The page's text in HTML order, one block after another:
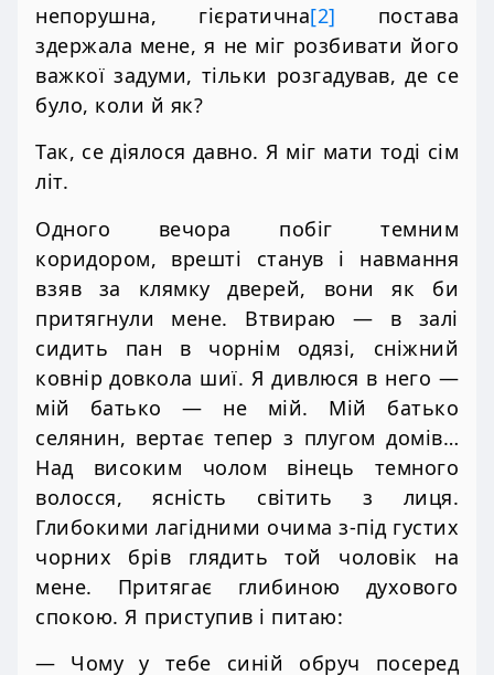
непорушна, гієратична[2] постава
здержала мене, я не міг розбивати його
важкої задуми, тільки розгадував, де се
було, коли й як?
Так, се діялося давно. Я міг мати тоді сім
літ.
Одного вечора побіг темним
коридором, врешті станув і навмання
взяв за клямку дверей, вони як би
притягнули мене. Втвираю — в залі
сидить пан в чорнім одязі, сніжний
ковнір довкола шиї. Я дивлюся в него —
мій батько — не мій. Мій батько
селянин, вертає тепер з плугом домів…
Над високим чолом вінець темного
волосся, ясність світить з лиця.
Глибокими лагідними очима з-під густих
чорних брів глядить той чоловік на
мене. Притягає глибиною духового
спокою. Я приступив і питаю:
— Чому у тебе синій обруч посеред